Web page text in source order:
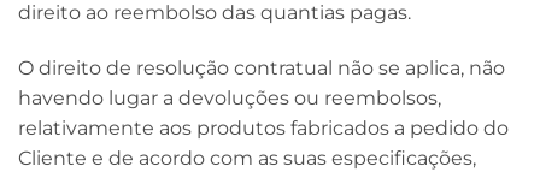
direito ao reembolso das quantias pagas.
O direito de resolução contratual não se aplica, não
havendo lugar a devoluções ou reembolsos,
relativamente aos produtos fabricados a pedido do
Cliente e de acordo com as suas especificações,